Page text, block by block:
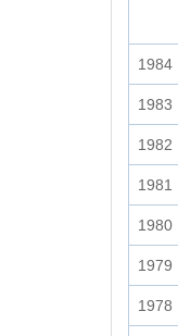
1984
1983
1982
1981
1980
1979
1978